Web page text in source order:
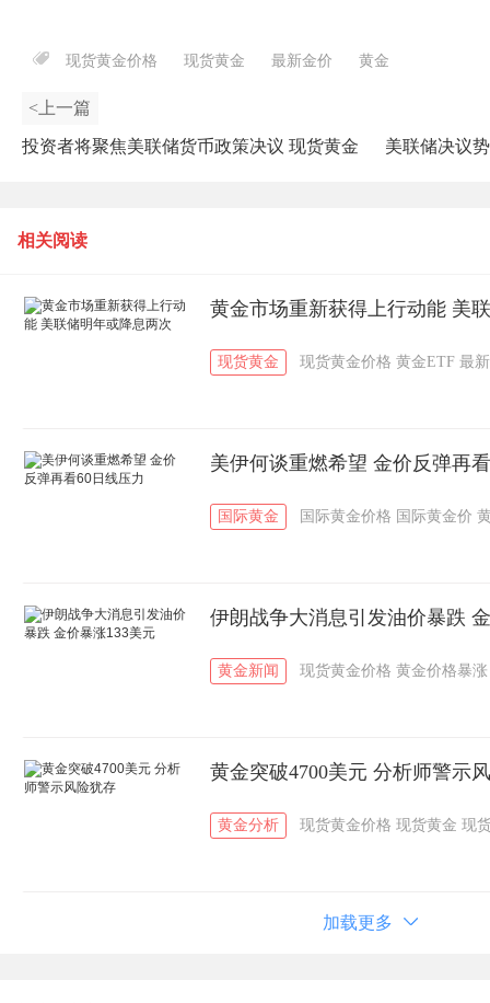
现货黄金价格 现货黄金 最新金价 黄金
<上一篇
投资者将聚焦美联储货币政策决议 现货黄金 美联储决议
相关阅读
黄金市场重新获得上行动能 美
现货黄金 现货黄金价格 黄金ETF 最
美伊何谈重燃希望 金价反弹再
国际黄金 国际黄金价格 国际黄金价
伊朗战争大消息引发油价暴跌
黄金新闻 现货黄金价格 黄金价格暴涨
黄金突破4700美元 分析师警示
黄金分析 现货黄金价格 现货黄金 现
加载更多